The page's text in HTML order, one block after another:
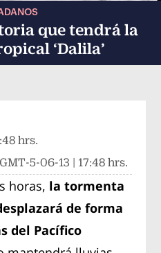
que tendrá la
‘Dalila’
Email
mediante Facebook
actual mediante Twitter
artículo actual mediante
hrs.
5-06-13 | 17:48 hrs.
horas, la tormenta
de forma
del Pacífico